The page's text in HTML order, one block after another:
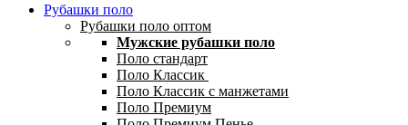
Рубашки поло
Рубашки поло оптом
Мужские рубашки поло
Поло стандарт
Поло Классик
Поло Классик с манжетами
Поло Премиум